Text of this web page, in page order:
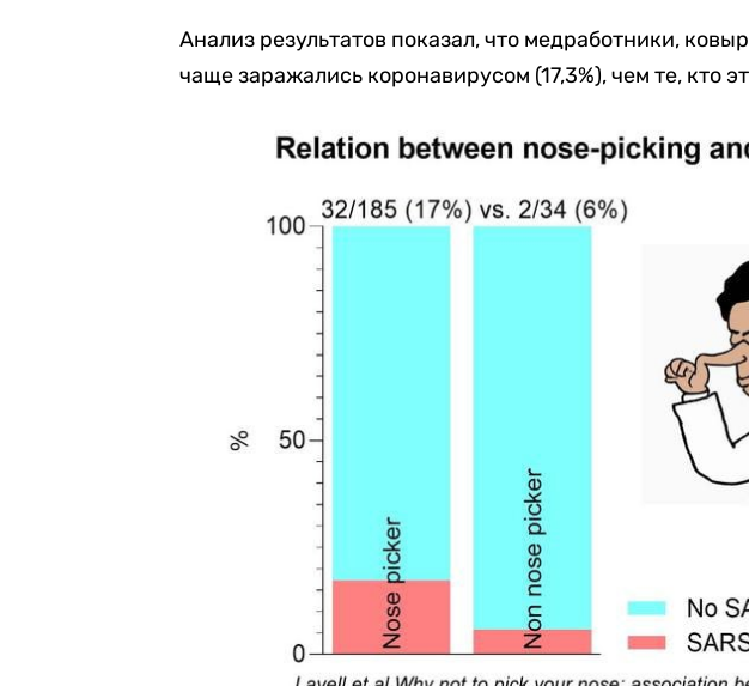
Анализ результатов показал, что медработники,
чаще заражались коронавирусом (17,3%), чем те, кто